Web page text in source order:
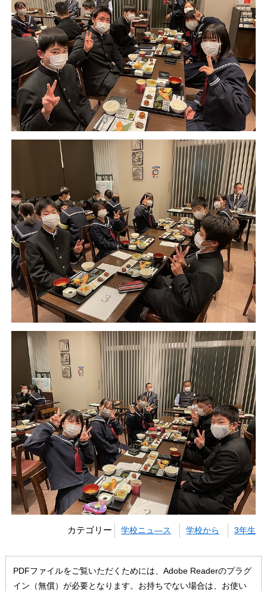
カテゴリー 学校ニュ―ス 学校から 3年生
PDFファイルをご覧いただくためには、Adobe Readerのプラグ
イン（無償）が必要となります。お持ちでない場合は、お使い